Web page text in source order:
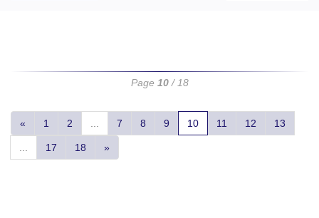
Page 10/ 18
« 1 2 7 8 9 10 11 12 13
17 18 »